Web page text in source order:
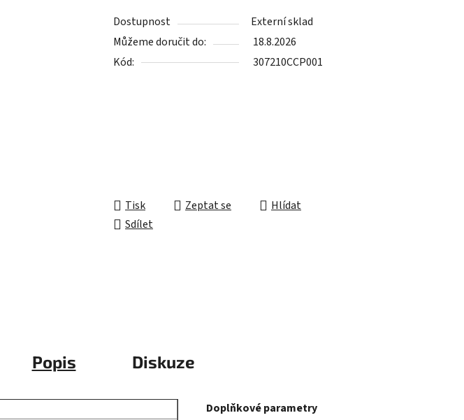
je
0,0
z
Dostupnost
Externí sklad
Můžeme doručit do:
18.8.2026
Kód:
307210CCP001
Tisk Zeptat se
Hlídat
Sdílet
Popis Diskuze
Doplňkové parametry